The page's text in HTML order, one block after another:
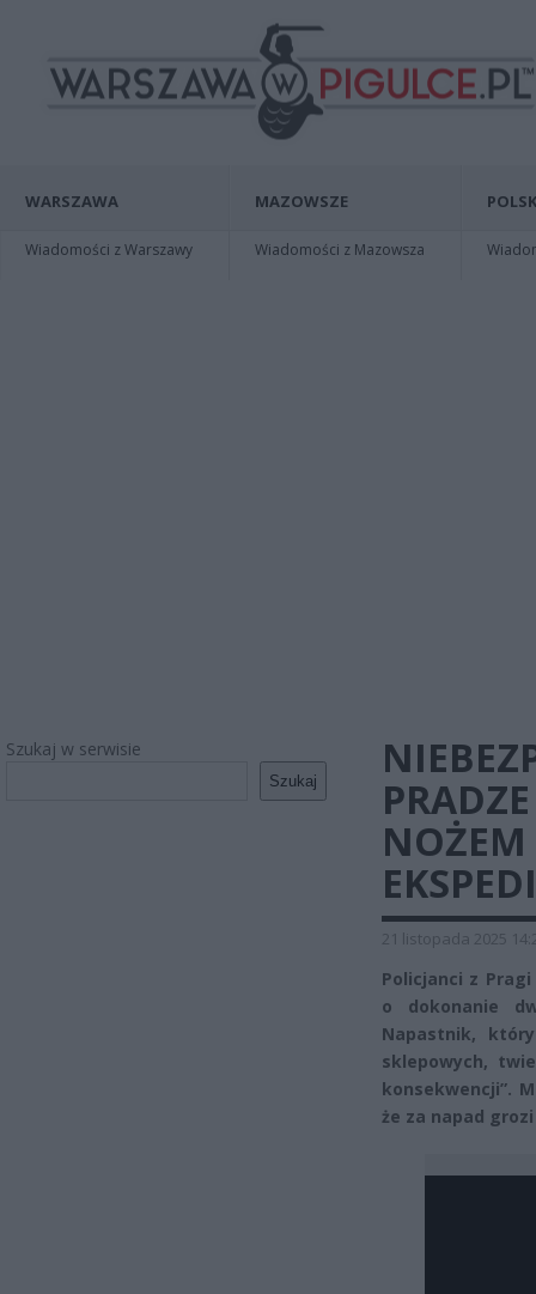
WARSZAWA
Wiadomości z Warszawy
MAZOWSZE
Wiadomości z Mazowsza
Szukaj w serwisie
Szukaj
NOŻEM
21 listopada 2025
Policjanci z
o dokonanie
Napastnik,
sklepowych,
konsekwencji”.
że za napad